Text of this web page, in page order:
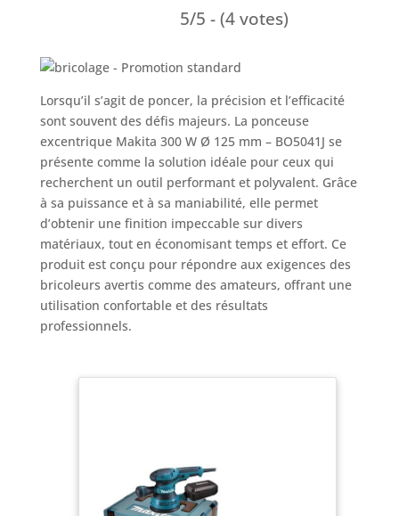
5/5 - (4 votes)
Lorsqu’il s’agit de poncer, la précision et l’efficacité
sont souvent des défis majeurs. La ponceuse
excentrique Makita 300 W Ø 125 mm – BO5041J se
présente comme la solution idéale pour ceux qui
recherchent un outil performant et polyvalent. Grâce
à sa puissance et à sa maniabilité, elle permet
d’obtenir une finition impeccable sur divers
matériaux, tout en économisant temps et effort. Ce
produit est conçu pour répondre aux exigences des
bricoleurs avertis comme des amateurs, offrant une
utilisation confortable et des résultats
professionnels.